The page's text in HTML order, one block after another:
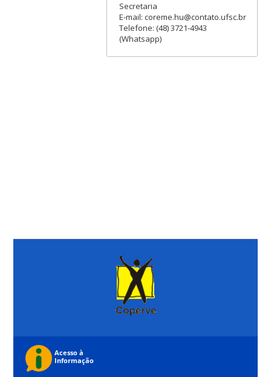
Secretaria
E-mail: coreme.hu@contato.ufsc.br
Telefone: (48) 3721-4943
(Whatsapp)